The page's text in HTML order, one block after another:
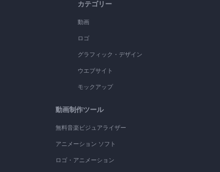
カテゴリー
動画
ロゴ
グラフィック・デザイン
ウエブサイト
モックアップ
動画制作ツール
無料音楽ビジュアライザー
アニメーション ソフト
ロゴ・アニメーション